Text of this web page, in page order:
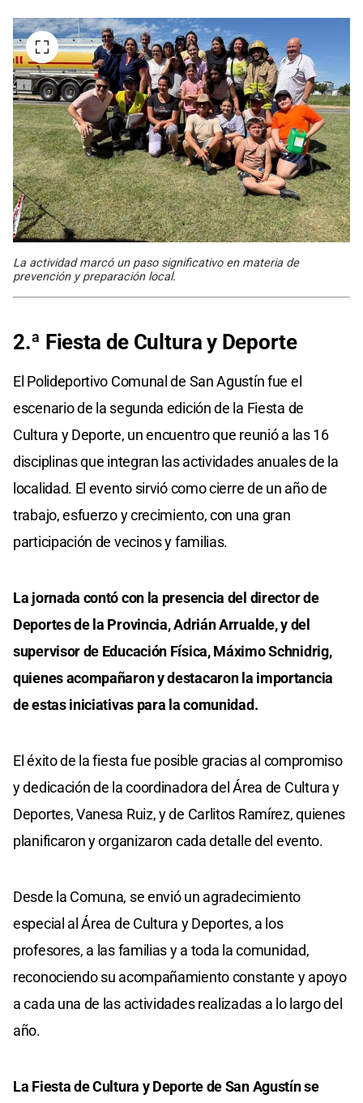
La actividad marcó un paso significativo en materia de
prevención y preparación local.
2.ª Fiesta de Cultura y Deporte
El Polideportivo Comunal de San Agustín fue el
escenario de la segunda edición de la Fiesta de
Cultura y Deporte, un encuentro que reunió a las 16
disciplinas que integran las actividades anuales de la
localidad. El evento sirvió como cierre de un año de
trabajo, esfuerzo y crecimiento, con una gran
participación de vecinos y familias.
La jornada contó con la presencia del director de
Deportes de la Provincia, Adrián Arrualde, y del
supervisor de Educación Física, Máximo Schnidrig,
quienes acompañaron y destacaron la importancia
de estas iniciativas para la comunidad.
El éxito de la fiesta fue posible gracias al compromiso
y dedicación de la coordinadora del Área de Cultura y
Deportes, Vanesa Ruiz, y de Carlitos Ramírez, quienes
planificaron y organizaron cada detalle del evento.
Desde la Comuna, se envió un agradecimiento
especial al Área de Cultura y Deportes, a los
profesores, a las familias y a toda la comunidad,
reconociendo su acompañamiento constante y apoyo
a cada una de las actividades realizadas a lo largo del
año.
La Fiesta de Cultura y Deporte de San Agustín se